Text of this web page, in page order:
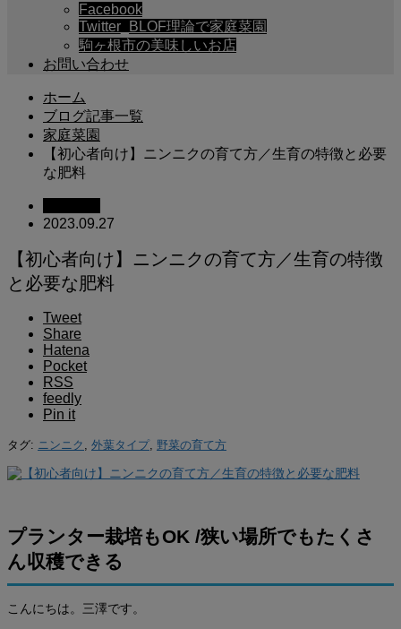
Facebook
Twitter_BLOF理論で家庭菜園
駒ヶ根市の美味しいお店
お問い合わせ
ホーム
ブログ記事一覧
家庭菜園
【初心者向け】ニンニクの育て方／生育の特徴と必要
な肥料
2023.09.27
【初心者向け】ニンニクの育て方／生育の特徴
と必要な肥料
Tweet
Share
Hatena
Pocket
RSS
feedly
Pin it
タグ: ニンニク , 外葉タイプ, 野菜の育て方
プランター栽培もOK /狭い場所でもたくさ
ん収穫できる
こんにちは。三澤です。